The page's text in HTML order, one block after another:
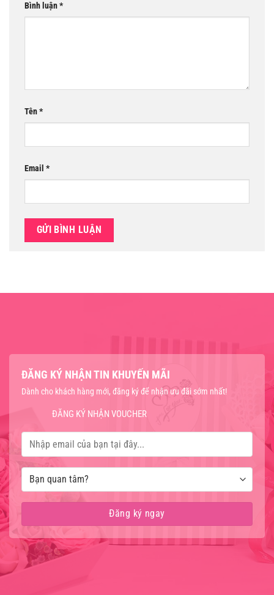
Bình luận*
Tên*
Email *
ĐĂNG KÝ NHẬN TIN KHUYẾN MÃI
Dành cho khách hàng mới, đăng ký để nhận ưu đãi sớm nhất!
ĐĂNG KÝ NHẬN VOUCHER